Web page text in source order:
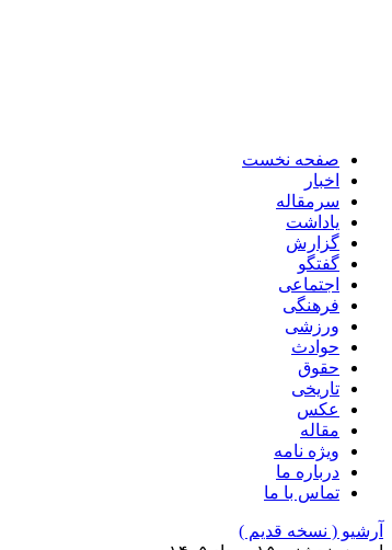
صفحه نخست
اخبار
سرمقاله
یاداشت
گزارش
گفتگو
اجتماعی
فرهنگی
ورزشی
حوادث
حقوق
تاریخی
عکس
مقاله
ویژه نامه
درباره ما
تماس با ما
آرشیو ( نسخه قدیم )